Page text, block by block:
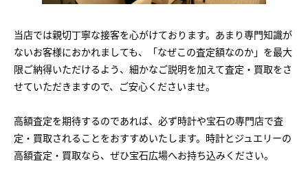
当店では親切丁寧な接客を心がけております。あまり専門知識が
ないお客様におかれましても、「なぜこの査定額なのか」を最大
限ご納得いただけるよう、細かなご説明を加えて査定・買取をさ
せていただきますので、ご安心くださいませ。
高額査定を期待するのであれば、必ず時計や宝石の専門店で査
定・買取されることをおすすめいたします。時計とジュエリーの
高額査定・買取なら、ぜひ宝石広場へお持ち込みください。